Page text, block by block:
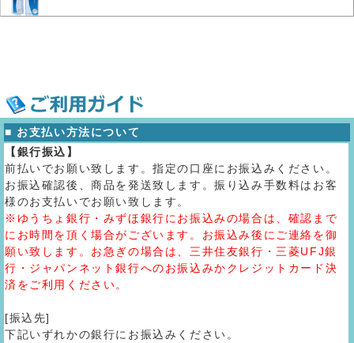
■ お支払い方法について
【銀行振込】
前払いでお願い致します。指定の口座にお振込みください。
お振込確認後、商品を発送致します。振り込み手数料はお客
様のお支払いでお願い致します。
※ゆうちょ銀行・みずほ銀行にお振込みの場合は、確認まで
にお時間を頂く場合がございます。お振込み後にご連絡を御
願い致します。お急ぎの場合は、三井住友銀行・三菱UFJ銀
行・ジャパンネット銀行へのお振込みかクレジットカード決
済をご利用ください。
[振込先]
下記いずれかの銀行にお振込みください。